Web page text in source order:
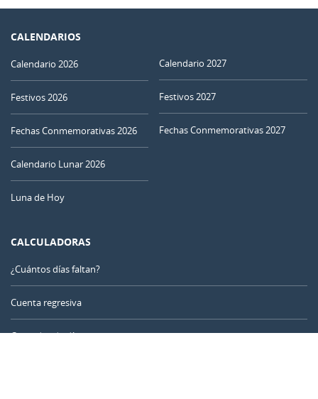
CALENDARIOS
Calendario 2026
Festivos 2026
Fechas Conmemorativas 2026
Calendario Lunar 2026
Luna de Hoy
Calendario 2027
Festivos 2027
Fechas Conmemorativas 2027
CALCULADORAS
¿Cuántos días faltan?
Cuenta regresiva
Contador de días